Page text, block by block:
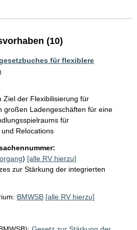
(10)
für flexiblere
Ziel der Flexibilisierung für
großen Ladengeschäften für eine
für
Relocations
) [alle RV hierzu]
zur Stärkung der integrierten
BMWSB [alle RV hierzu]